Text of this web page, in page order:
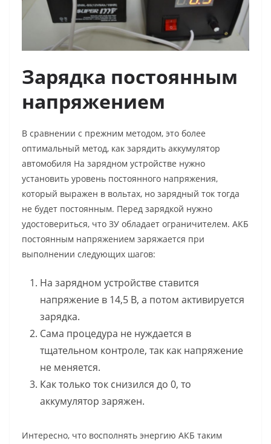
Зарядка постоянным
напряжением
В сравнении с прежним методом, это более
оптимальный метод, как зарядить аккумулятор
автомобиля На зарядном устройстве нужно
установить уровень постоянного напряжения,
который выражен в вольтах, но зарядный ток тогда
не будет постоянным. Перед зарядкой нужно
удостовериться, что ЗУ обладает ограничителем. АКБ
постоянным напряжением заряжается при
выполнении следующих шагов:
На зарядном устройстве ставится
напряжение в 14,5 В, а потом активируется
зарядка.
Сама процедура не нуждается в
тщательном контроле, так как напряжение
не меняется.
Как только ток снизился до 0, то
аккумулятор заряжен.
Интересно, что восполнять энергию АКБ таким